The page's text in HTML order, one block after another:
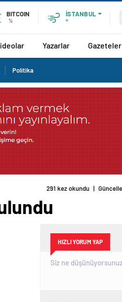
BITCOIN
%
İSTANBUL
°
Yazarlar Gazeteler
Politika
HIZLI YORUM YAP